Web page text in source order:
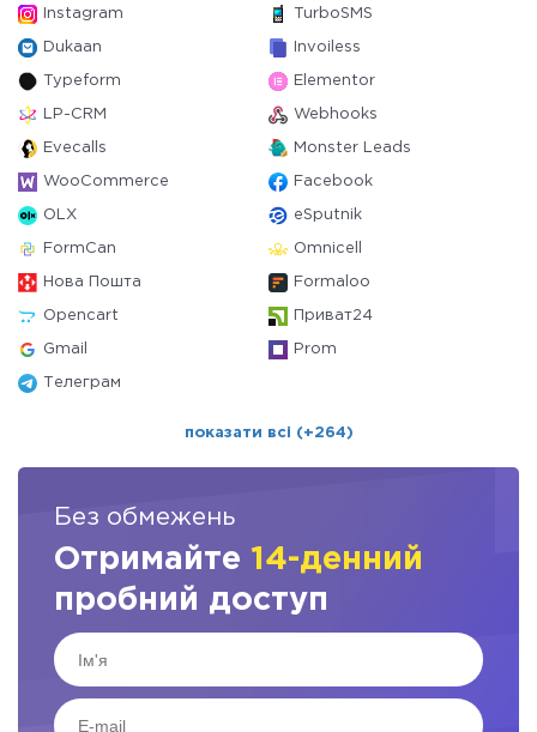
Instagram TurboSMS
Dukaan Invoiless
Typeform Elementor
LP-CRM Webhooks
Evecalls Monster Leads
WooCommerce Facebook
OLX eSputnik
FormCan Omnicell
Нова Пошта Formaloo
Opencart Приват24
Gmail Prom
Телеграм
показати всі (+264)
Без обмежень
Отримайте 14-денний
пробний доступ